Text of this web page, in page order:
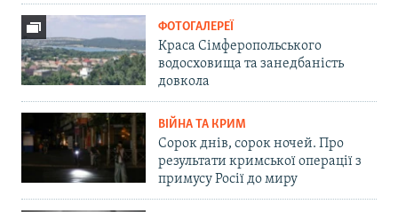
ФОТОГАЛЕРЕЇ
Краса Сімферопольського
водосховища та занедбаність
довкола
ВІЙНА ТА КРИМ
Сорок днів, сорок ночей. Про
результати кримської операції з
примусу Росії до миру